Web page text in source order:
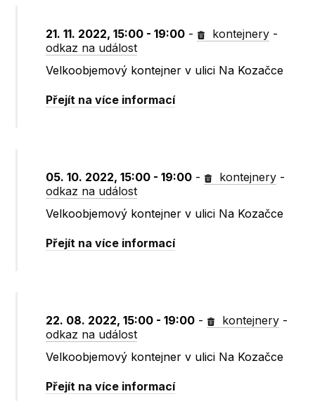
21. 11. 2022, 15:00 - 19:00 - kontejnery -
odkaz na událost
Velkoobjemový kontejner v ulici Na Kozačce
Přejít na více informací
05. 10. 2022, 15:00 - 19:00 - kontejnery -
odkaz na událost
Velkoobjemový kontejner v ulici Na Kozačce
Přejít na více informací
22. 08. 2022, 15:00 - 19:00 - kontejnery -
odkaz na událost
Velkoobjemový kontejner v ulici Na Kozačce
Přejít na více informací